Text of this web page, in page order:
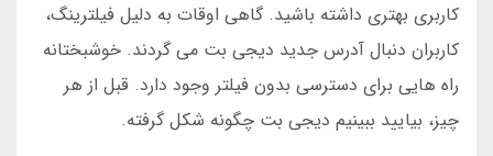
کاربری بهتری داشته باشید. گاهی اوقات به دلیل فیلترینگ،
کاربران دنبال آدرس جدید دیجی بت می گردند. خوشبختانه
راه هایی برای دسترسی بدون فیلتر وجود دارد. قبل از هر
چیز، بیایید ببینیم دیجی بت چگونه شکل گرفته.